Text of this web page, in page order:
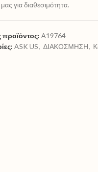
για διαθεσιμότητα.
προϊόντος: A19764
ASK US, ΔΙΑΚΟΣΜΗΣΗ,